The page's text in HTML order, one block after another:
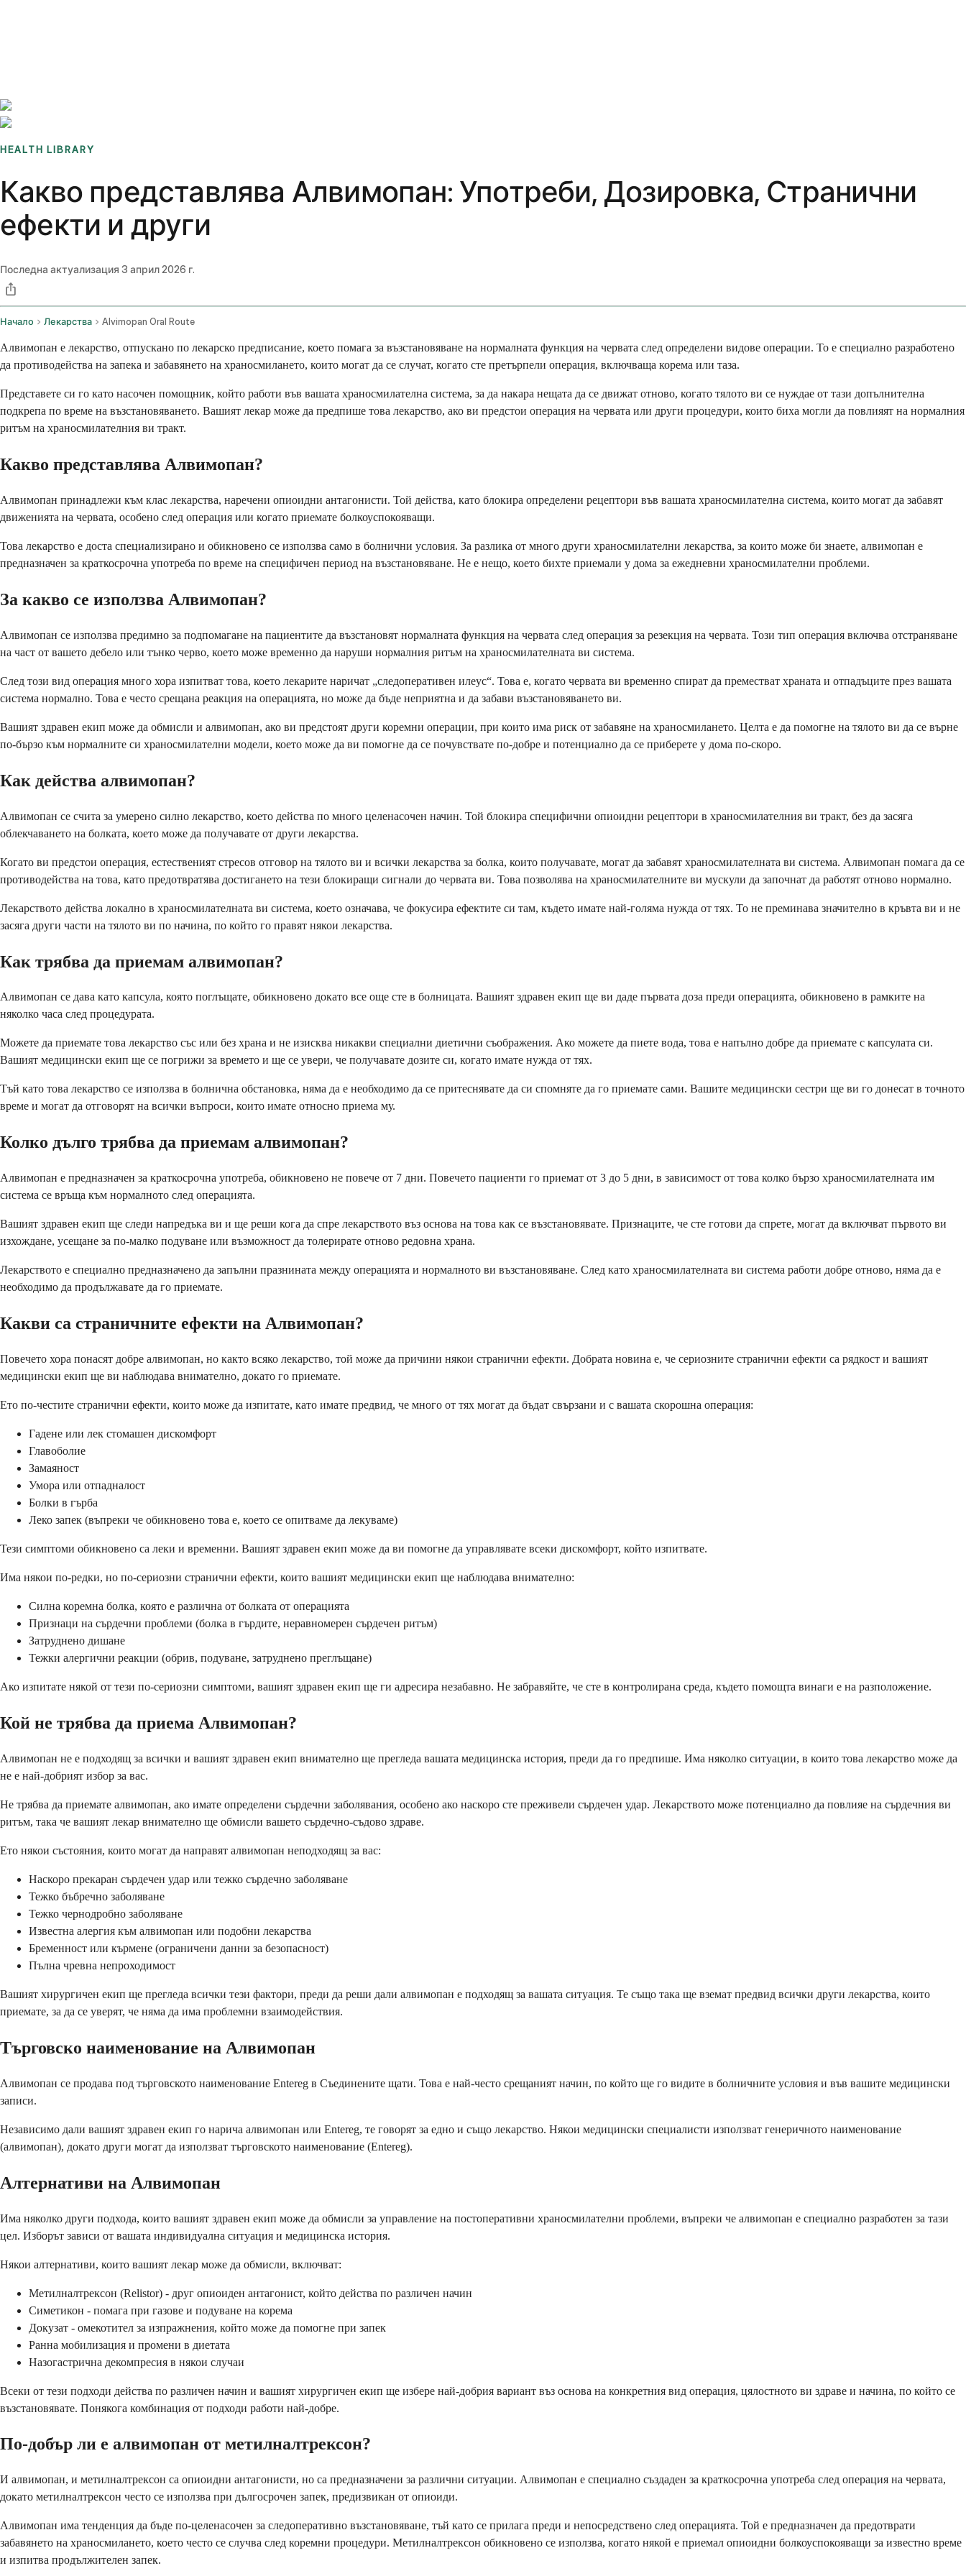
HEALTH LIBRARY
Какво представлява Алвимопан: Употреби, Дозировка, Странични
ефекти и други
Последна актуализация 3 април 2026 г.
Начало Лекарства Alvimopan Oral Route
Алвимопан е лекарство, отпускано по лекарско предписание, което помага за възстановяване на нормалната функция на червата след определени видове операции. То е специално разработено
да противодейства на запека и забавянето на храносмилането, които могат да се случат, когато сте претърпели операция, включваща корема или таза.
Представете си го като насочен помощник, който работи във вашата храносмилателна система, за да накара нещата да се движат отново, когато тялото ви се нуждае от тази допълнителна
подкрепа по време на възстановяването. Вашият лекар може да предпише това лекарство, ако ви предстои операция на червата или други процедури, които биха могли да повлияят на нормалния
ритъм на храносмилателния ви тракт.
Какво представлява Алвимопан?
Алвимопан принадлежи към клас лекарства, наречени опиоидни антагонисти. Той действа, като блокира определени рецептори във вашата храносмилателна система, които могат да забавят
движенията на червата, особено след операция или когато приемате болкоуспокояващи.
Това лекарство е доста специализирано и обикновено се използва само в болнични условия. За разлика от много други храносмилателни лекарства, за които може би знаете, алвимопан е
предназначен за краткосрочна употреба по време на специфичен период на възстановяване. Не е нещо, което бихте приемали у дома за ежедневни храносмилателни проблеми.
За какво се използва Алвимопан?
Алвимопан се използва предимно за подпомагане на пациентите да възстановят нормалната функция на червата след операция за резекция на червата. Този тип операция включва отстраняване
на част от вашето дебело или тънко черво, което може временно да наруши нормалния ритъм на храносмилателната ви система.
След този вид операция много хора изпитват това, което лекарите наричат „следоперативен илеус“. Това е, когато червата ви временно спират да преместват храната и отпадъците през вашата
система нормално. Това е често срещана реакция на операцията, но може да бъде неприятна и да забави възстановяването ви.
Вашият здравен екип може да обмисли и алвимопан, ако ви предстоят други коремни операции, при които има риск от забавяне на храносмилането. Целта е да помогне на тялото ви да се върне
по-бързо към нормалните си храносмилателни модели, което може да ви помогне да се почувствате по-добре и потенциално да се приберете у дома по-скоро.
Как действа алвимопан?
Алвимопан се счита за умерено силно лекарство, което действа по много целенасочен начин. Той блокира специфични опиоидни рецептори в храносмилателния ви тракт, без да засяга
облекчаването на болката, което може да получавате от други лекарства.
Когато ви предстои операция, естественият стресов отговор на тялото ви и всички лекарства за болка, които получавате, могат да забавят храносмилателната ви система. Алвимопан помага да се
противодейства на това, като предотвратява достигането на тези блокиращи сигнали до червата ви. Това позволява на храносмилателните ви мускули да започнат да работят отново нормално.
Лекарството действа локално в храносмилателната ви система, което означава, че фокусира ефектите си там, където имате най-голяма нужда от тях. То не преминава значително в кръвта ви и не
засяга други части на тялото ви по начина, по който го правят някои лекарства.
Как трябва да приемам алвимопан?
Алвимопан се дава като капсула, която поглъщате, обикновено докато все още сте в болницата. Вашият здравен екип ще ви даде първата доза преди операцията, обикновено в рамките на
няколко часа след процедурата.
Можете да приемате това лекарство със или без храна и не изисква никакви специални диетични съображения. Ако можете да пиете вода, това е напълно добре да приемате с капсулата си.
Вашият медицински екип ще се погрижи за времето и ще се увери, че получавате дозите си, когато имате нужда от тях.
Тъй като това лекарство се използва в болнична обстановка, няма да е необходимо да се притеснявате да си спомняте да го приемате сами. Вашите медицински сестри ще ви го донесат в точното
време и могат да отговорят на всички въпроси, които имате относно приема му.
Колко дълго трябва да приемам алвимопан?
Алвимопан е предназначен за краткосрочна употреба, обикновено не повече от 7 дни. Повечето пациенти го приемат от 3 до 5 дни, в зависимост от това колко бързо храносмилателната им
система се връща към нормалното след операцията.
Вашият здравен екип ще следи напредъка ви и ще реши кога да спре лекарството въз основа на това как се възстановявате. Признаците, че сте готови да спрете, могат да включват първото ви
изхождане, усещане за по-малко подуване или възможност да толерирате отново редовна храна.
Лекарството е специално предназначено да запълни празнината между операцията и нормалното ви възстановяване. След като храносмилателната ви система работи добре отново, няма да е
необходимо да продължавате да го приемате.
Какви са страничните ефекти на Алвимопан?
Повечето хора понасят добре алвимопан, но както всяко лекарство, той може да причини някои странични ефекти. Добрата новина е, че сериозните странични ефекти са рядкост и вашият
медицински екип ще ви наблюдава внимателно, докато го приемате.
Ето по-честите странични ефекти, които може да изпитате, като имате предвид, че много от тях могат да бъдат свързани и с вашата скорошна операция:
Гадене или лек стомашен дискомфорт
Главоболие
Замаяност
Умора или отпадналост
Болки в гърба
Леко запек (въпреки че обикновено това е, което се опитваме да лекуваме)
Тези симптоми обикновено са леки и временни. Вашият здравен екип може да ви помогне да управлявате всеки дискомфорт, който изпитвате.
Има някои по-редки, но по-сериозни странични ефекти, които вашият медицински екип ще наблюдава внимателно:
Силна коремна болка, която е различна от болката от операцията
Признаци на сърдечни проблеми (болка в гърдите, неравномерен сърдечен ритъм)
Затруднено дишане
Тежки алергични реакции (обрив, подуване, затруднено преглъщане)
Ако изпитате някой от тези по-сериозни симптоми, вашият здравен екип ще ги адресира незабавно. Не забравяйте, че сте в контролирана среда, където помощта винаги е на разположение.
Кой не трябва да приема Алвимопан?
Алвимопан не е подходящ за всички и вашият здравен екип внимателно ще прегледа вашата медицинска история, преди да го предпише. Има няколко ситуации, в които това лекарство може да
не е най-добрият избор за вас.
Не трябва да приемате алвимопан, ако имате определени сърдечни заболявания, особено ако наскоро сте преживели сърдечен удар. Лекарството може потенциално да повлияе на сърдечния ви
ритъм, така че вашият лекар внимателно ще обмисли вашето сърдечно-съдово здраве.
Ето някои състояния, които могат да направят алвимопан неподходящ за вас:
Наскоро прекаран сърдечен удар или тежко сърдечно заболяване
Тежко бъбречно заболяване
Тежко чернодробно заболяване
Известна алергия към алвимопан или подобни лекарства
Бременност или кърмене (ограничени данни за безопасност)
Пълна чревна непроходимост
Вашият хирургичен екип ще прегледа всички тези фактори, преди да реши дали алвимопан е подходящ за вашата ситуация. Те също така ще вземат предвид всички други лекарства, които
приемате, за да се уверят, че няма да има проблемни взаимодействия.
Търговско наименование на Алвимопан
Алвимопан се продава под търговското наименование Entereg в Съединените щати. Това е най-често срещаният начин, по който ще го видите в болничните условия и във вашите медицински
записи.
Независимо дали вашият здравен екип го нарича алвимопан или Entereg, те говорят за едно и също лекарство. Някои медицински специалисти използват генеричното наименование
(алвимопан), докато други могат да използват търговското наименование (Entereg).
Алтернативи на Алвимопан
Има няколко други подхода, които вашият здравен екип може да обмисли за управление на постоперативни храносмилателни проблеми, въпреки че алвимопан е специално разработен за тази
цел. Изборът зависи от вашата индивидуална ситуация и медицинска история.
Някои алтернативи, които вашият лекар може да обмисли, включват:
Метилналтрексон (Relistor) - друг опиоиден антагонист, който действа по различен начин
Симетикон - помага при газове и подуване на корема
Докузат - омекотител за изпражнения, който може да помогне при запек
Ранна мобилизация и промени в диетата
Назогастрична декомпресия в някои случаи
Всеки от тези подходи действа по различен начин и вашият хирургичен екип ще избере най-добрия вариант въз основа на конкретния вид операция, цялостното ви здраве и начина, по който се
възстановявате. Понякога комбинация от подходи работи най-добре.
По-добър ли е алвимопан от метилналтрексон?
И алвимопан, и метилналтрексон са опиоидни антагонисти, но са предназначени за различни ситуации. Алвимопан е специално създаден за краткосрочна употреба след операция на червата,
докато метилналтрексон често се използва при дългосрочен запек, предизвикан от опиоиди.
Алвимопан има тенденция да бъде по-целенасочен за следоперативно възстановяване, тъй като се прилага преди и непосредствено след операцията. Той е предназначен да предотврати
забавянето на храносмилането, което често се случва след коремни процедури. Метилналтрексон обикновено се използва, когато някой е приемал опиоидни болкоуспокояващи за известно време
и изпитва продължителен запек.